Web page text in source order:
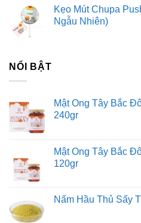
Kẹo Mút Chupa
Ngẫu Nhiên)
NỔI BẬT
Mật Ong Tây Bắc
240gr
Mật Ong Tây Bắc
120gr
Nấm Hầu Thủ Sấy